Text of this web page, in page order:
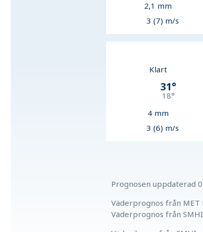
2,1 mm
3 (7) m/s
Klart
31°
18°
4mm
3 (6) m/s
Prognosen uppdaterad
Väderprognos från
Väderprognos från